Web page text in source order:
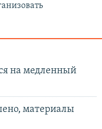
на медленный
материалы